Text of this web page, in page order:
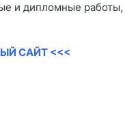
и дипломные работы,
САЙТ <<<